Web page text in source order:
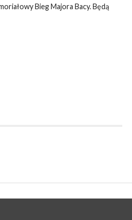
Bieg Majora Bacy. Będą
karetka zderzyła się z